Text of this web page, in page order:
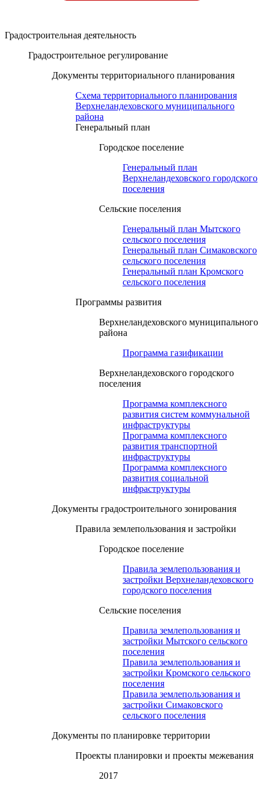
Градостроительная деятельность
Градостроительное регулирование
Документы территориального планирования
Схема территориального планирования
Верхнеландеховского муниципального
района
Генеральный план
Городское поселение
Генеральный план
Верхнеландеховского городского
поселения
Сельские поселения
Генеральный план Мытского
сельского поселения
Генеральный план Симаковского
сельского поселения
Генеральный план Кромского
сельского поселения
Программы развития
Верхнеландеховского муниципального
района
Программа газификации
Верхнеландеховского городского
поселения
Программа комплексного
развития систем коммунальной
инфраструктуры
Программа комплексного
развития транспортной
инфраструктуры
Программа комплексного
развития социальной
инфраструктуры
Документы градостроительного зонирования
Правила землепользования и застройки
Городское поселение
Правила землепользования и
застройки Верхнеландеховского
городского поселения
Сельские поселения
Правила землепользования и
застройки Мытского сельского
поселения
Правила землепользования и
застройки Кромского сельского
поселения
Правила землепользования и
застройки Симаковского
сельского поселения
Документы по планировке территории
Проекты планировки и проекты межевания
2017